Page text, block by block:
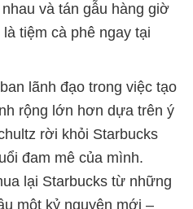
và tán gẫu hàng giờ
là tiệm cà phê ngay tại
lãnh đạo trong việc tạo
rộng lớn hơn dựa trên ý
rời khỏi Starbucks
đam mê của mình.
lại Starbucks từ những
một kỷ nguyên mới –